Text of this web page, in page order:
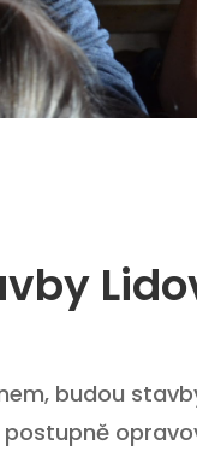
budou